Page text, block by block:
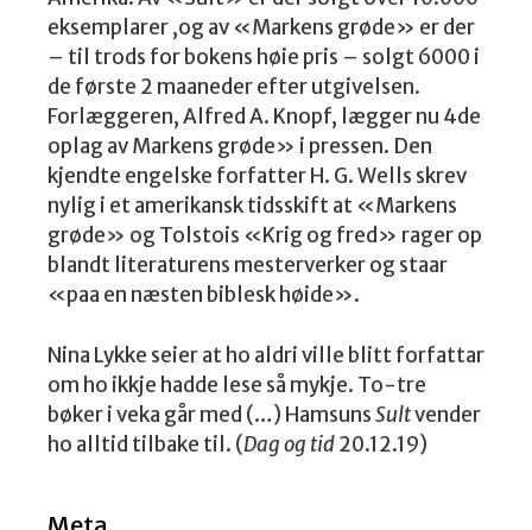
eksemplarer ,og av «Markens grøde» er der
– til trods for bokens høie pris – solgt 6000 i
de første 2 maaneder efter utgivelsen.
Forlæggeren, Alfred A. Knopf, lægger nu 4de
oplag av Markens grøde» i pressen. Den
kjendte engelske forfatter H. G. Wells skrev
nylig i et amerikansk tidsskift at «Markens
grøde» og Tolstois «Krig og fred» rager op
blandt literaturens mesterverker og staar
«paa en næsten biblesk høide».
Nina Lykke seier at ho aldri ville blitt forfattar
om ho ikkje hadde lese så mykje. To-tre
bøker i veka går med (…) HamsunsSultvender
ho alltid tilbake til. (Dag og tid20.12.19)